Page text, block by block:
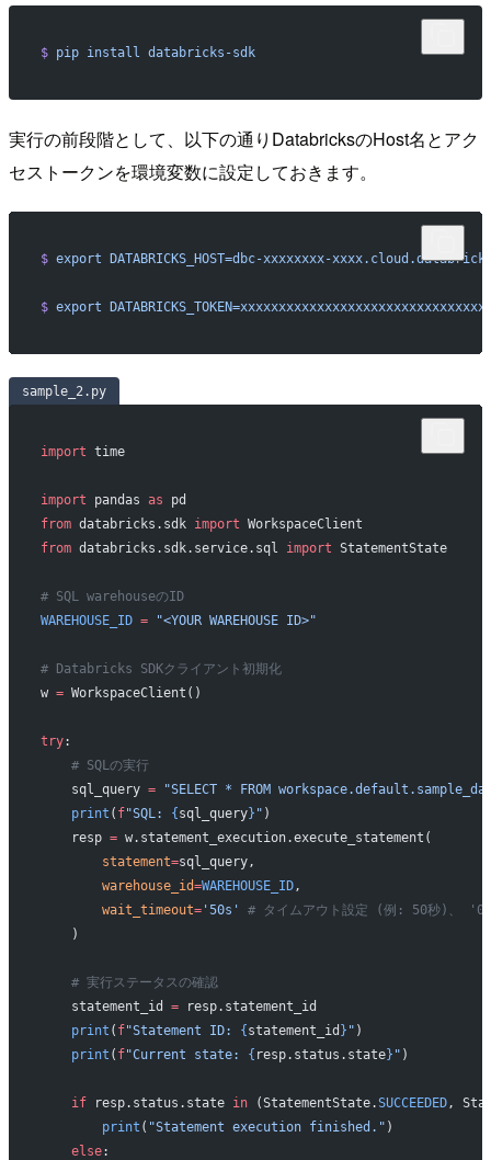
$ pip install databricks-sdk
実行の前段階として、以下の通りDatabricksのHost名とアク
セストークンを環境変数に設定しておきます。
$ export DATABRICKS_HOST=dbc-xxxxxxxx-
$ export
sample_2.py
import time
import pandas as pd
from databricks.sdk import WorkspaceClient
from databricks.sdk.service.sql import StatementState
# SQL warehouseのID
WAREHOUSE_ID = "<YOUR WAREHOUSE ID>"
# Databricks SDKクライアント初期化
w = WorkspaceClient()
try:
    # SQLの実行
    sql_query
= "SELECT * FROM
    print
( f"SQL: {sql_query} " )
    resp
= w.statement_execution.execute_statement(
        statement
=sql_query,
        warehouse_id
=WAREHOUSE_ID,
        wait_timeout
='50s'
# タイムアウト設定 (例: 50秒)、
    )
    # 実行ステータスの確認
    statement_id
= resp.statement_id
    print
( f"Statement ID: {statement_id } " )
    print
( f"Current state: { resp.status.state} " )
    if
resp.status.state in (StatementState.SUCCEEDED,
        print
( "Statement execution finished." )
    else
: